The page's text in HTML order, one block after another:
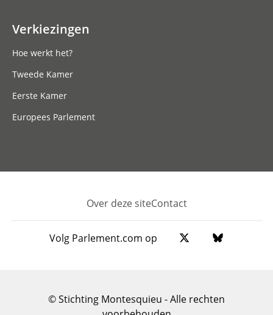
Verkiezingen
Hoe werkt het?
Tweede Kamer
Eerste Kamer
Europees Parlement
Footer
Over deze siteContact
Volg Parlement.com op
© Stichting Montesquieu - Alle rechten